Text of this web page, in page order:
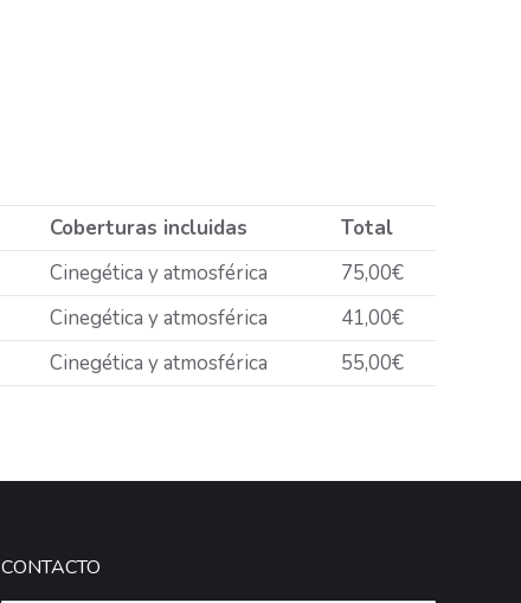
Coberturas incluidas
Total
Cinegética y atmosférica
75,00€
Cinegética y atmosférica
41,00€
Cinegética y atmosférica 55,00€
CONTACTO